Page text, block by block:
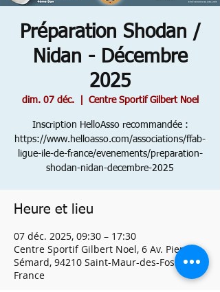
Préparation Shodan /
Nidan - Décembre
2025
dim. 07 déc.
  |
Centre Sportif Gilbert Noel
Inscription HelloAsso recommandée :
https://www.helloasso.com/associations/ffab-
ligue-ile-de-france/evenements/preparation-
shodan-nidan-decembre-2025
Heure et lieu
07 déc. 2025, 09:30 – 17:30
Centre Sportif Gilbert Noel, 6 Av. Pierre
Sémard, 94210 Saint-Maur-des-Fossés,
France